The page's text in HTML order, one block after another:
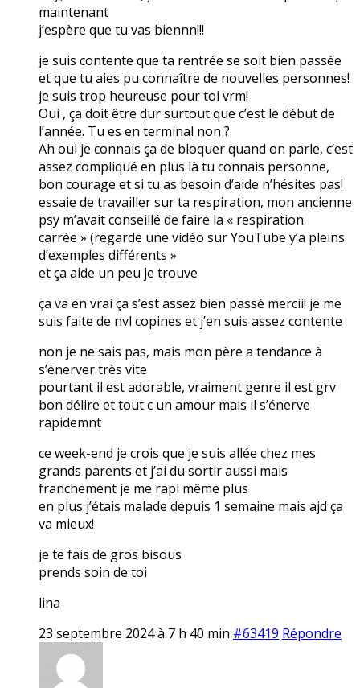
maintenant
j’espère que tu vas biennn!!!
je suis contente que ta rentrée se soit bien passée
et que tu aies pu connaître de nouvelles personnes!
je suis trop heureuse pour toi vrm!
Oui , ça doit être dur surtout que c’est le début de
l’année. Tu es en terminal non ?
Ah oui je connais ça de bloquer quand on parle, c’est
assez compliqué en plus là tu connais personne,
bon courage et si tu as besoin d’aide n’hésites pas!
essaie de travailler sur ta respiration, mon ancienne
psy m’avait conseillé de faire la « respiration
carrée » (regarde une vidéo sur YouTube y’a pleins
d’exemples différents »
et ça aide un peu je trouve
ça va en vrai ça s’est assez bien passé mercii! je me
suis faite de nvl copines et j’en suis assez contente
non je ne sais pas, mais mon père a tendance à
s’énerver très vite
pourtant il est adorable, vraiment genre il est grv
bon délire et tout c un amour mais il s’énerve
rapidemnt
ce week-end je crois que je suis allée chez mes
grands parents et j’ai du sortir aussi mais
franchement je me rapl même plus
en plus j’étais malade depuis 1 semaine mais ajd ça
va mieux!
je te fais de gros bisous
prends soin de toi
lina
23 septembre 2024 à 7 h 40 min #63419 Répondre